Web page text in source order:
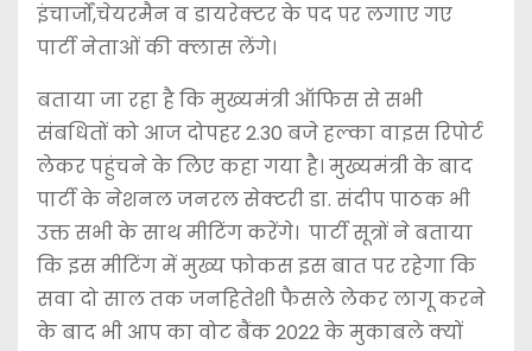
इंचार्जों,चेयरमैन व डायरेक्टर के पद पर लगाए गए
पार्टी नेताओं की क्लास लेंगे।
बताया जा रहा है कि मुख्यमंत्री ऑफिस से सभी
संबधितों को आज दोपहर 2.30 बजे हल्का वाइस रिपोर्ट
लेकर पहुंचने के लिए कहा गया है। मुख्यमंत्री के बाद
पार्टी के नेशनल जनरल सेक्टरी डा. संदीप पाठक भी
उक्त सभी के साथ मीटिंग करेंगे। पार्टी सूत्रों ने बताया
कि इस मीटिंग में मुख्य फोकस इस बात पर रहेगा कि
सवा दो साल तक जनहितेशी फैसले लेकर लागू करने
के बाद भी आप का वोट बैंक 2022 के मुकाबले क्यों